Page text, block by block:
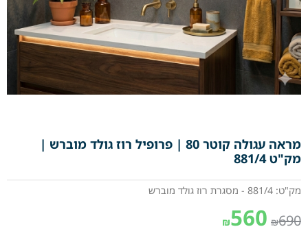
מראה עגולה קוטר 80 | פרופיל רוז גולד מוברש |
מק"ט 881/4
מק"ט: 881/4 - מסגרת רוז גולד מוברש
₪690
₪560